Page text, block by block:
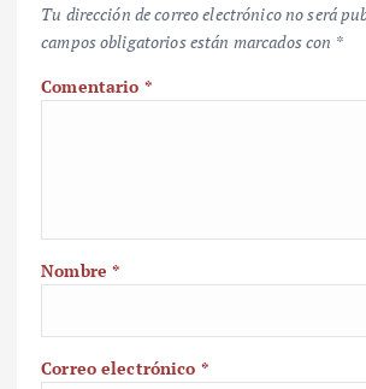
Tu dirección de correo electrónico no será
campos obligatorios están marcados con *
Comentario *
Nombre*
Correo electrónico *